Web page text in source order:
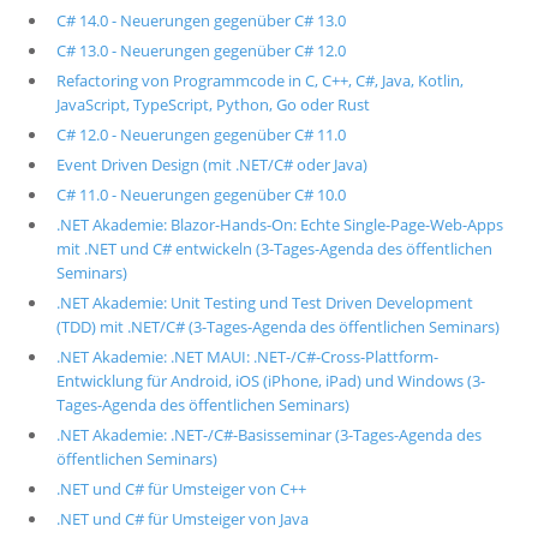
C# 14.0 - Neuerungen gegenüber C# 13.0
C# 13.0 - Neuerungen gegenüber C# 12.0
Refactoring von Programmcode in C, C++, C#, Java, Kotlin,
JavaScript, TypeScript, Python, Go oder Rust
C# 12.0 - Neuerungen gegenüber C# 11.0
Event Driven Design (mit .NET/C# oder Java)
C# 11.0 - Neuerungen gegenüber C# 10.0
.NET Akademie: Blazor-Hands-On: Echte Single-Page-Web-Apps
mit .NET und C# entwickeln (3-Tages-Agenda des öffentlichen
Seminars)
.NET Akademie: Unit Testing und Test Driven Development
(TDD) mit .NET/C# (3-Tages-Agenda des öffentlichen Seminars)
.NET Akademie: .NET MAUI: .NET-/C#-Cross-Plattform-
Entwicklung für Android, iOS (iPhone, iPad) und Windows (3-
Tages-Agenda des öffentlichen Seminars)
.NET Akademie: .NET-/C#-Basisseminar (3-Tages-Agenda des
öffentlichen Seminars)
.NET und C# für Umsteiger von C++
.NET und C# für Umsteiger von Java